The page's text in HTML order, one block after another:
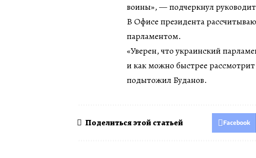
воины», — подчеркнул
В Офисе президента
парламентом.
«Уверен, что украинский
и как можно быстрее
подытожил Буданов.
Поделиться этой статьей Facebook